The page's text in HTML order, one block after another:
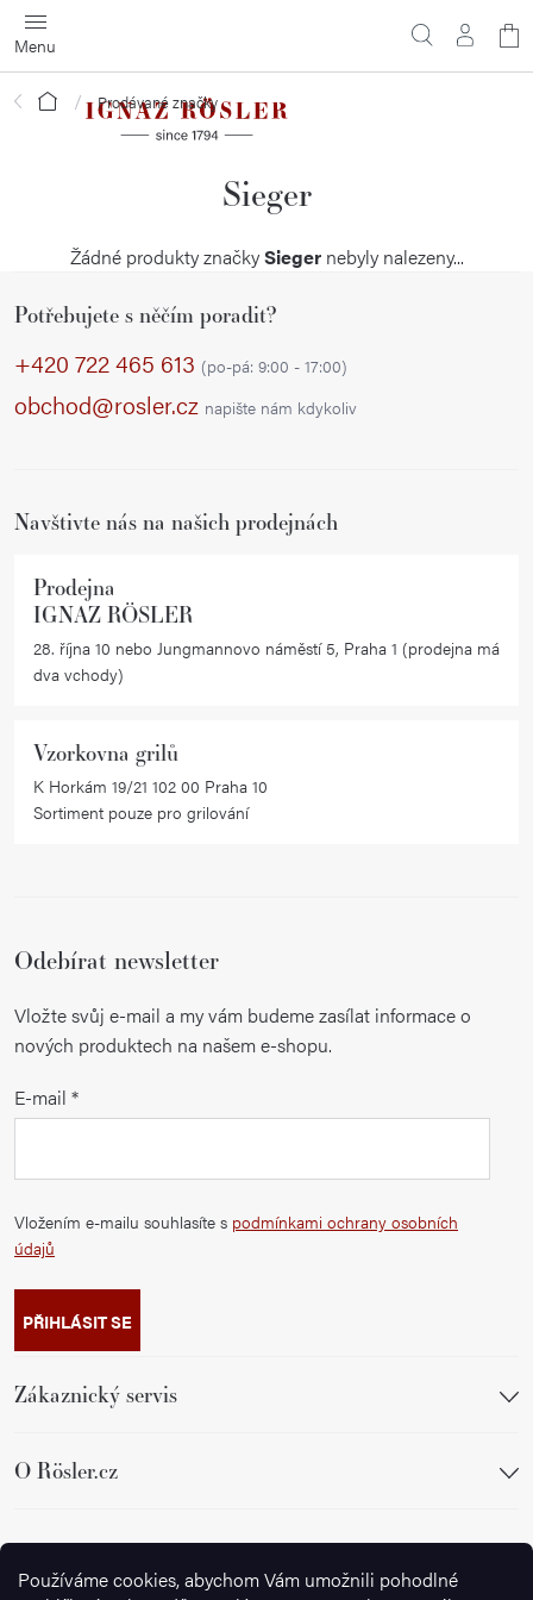
Používáme cookies, abychom Vám umožnili pohodlné
Přejít
na
obsah
Domů Prodávané značky
Sieger
Žádné produkty značkySiegernebyly nalezeny...
Potřebujete s něčím poradit?
+420 722 465 613 (po-pá: 9:00 - 17:00)
obchod@rosler.cz napište nám kdykoliv
Navštivte nás na našich prodejnách
Prodejna
IGNAZ RÖSLER
28. října 10 nebo Jungmannovo náměstí 5, Praha 1 (prodejna má
dva vchody)
Vzorkovna grilů
K Horkám 19/21 102 00 Praha 10
Sortiment pouze pro grilování
Odebírat newsletter
Vložte svůj e-mail a my vám budeme zasílat informace o
nových produktech na našem e-shopu.
E-mail
Vložením e-mailu souhlasíte s podmínkami ochrany osobních
údajů
PŘIHLÁSIT SE
Zákaznický servis
O Rösler.cz
Sledujte nás